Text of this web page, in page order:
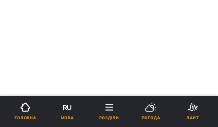
ГОЛОВНА
RU
МОВА РОЗДІЛИ ПОГОДА ЛАЙТ